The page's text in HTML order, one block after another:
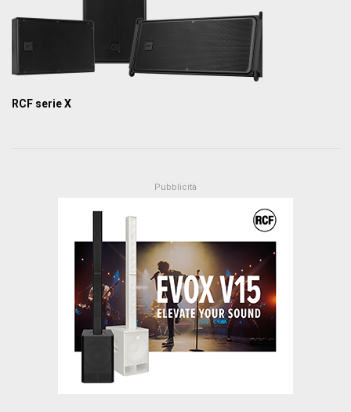
RCF serie X